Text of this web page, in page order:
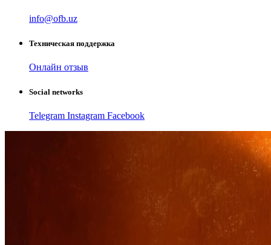
info@ofb.uz
Техническая поддержка
Онлайн отзыв
Social networks
Telegram Instagram Facebook